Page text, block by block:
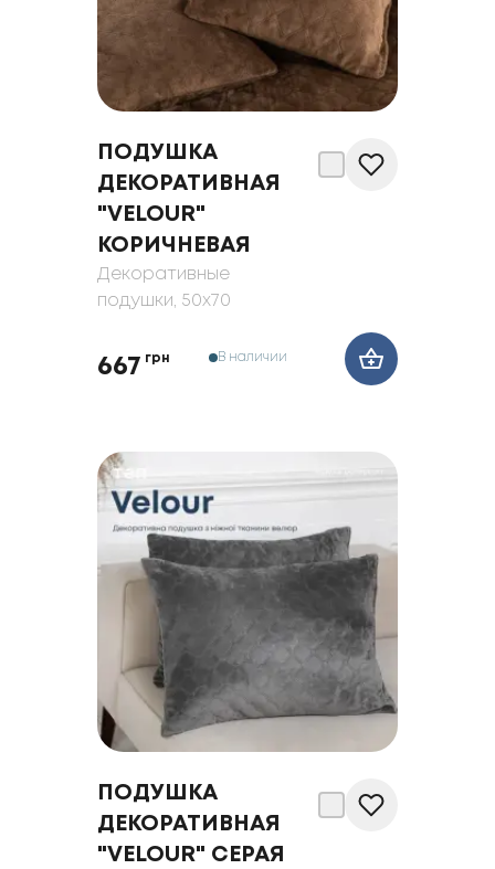
ПОДУШКА
ДЕКОРАТИВНАЯ
"VELOUR"
КОРИЧНЕВАЯ
Декоративные
подушки, 50x70
667 грн В наличии
ПОДУШКА
ДЕКОРАТИВНАЯ
"VELOUR" СЕРАЯ